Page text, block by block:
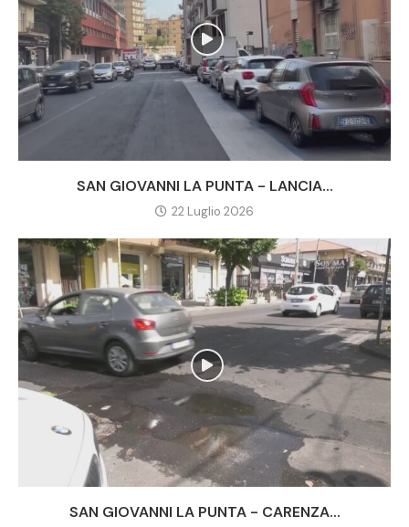
SAN GIOVANNI LA PUNTA - LANCIA...
22 Luglio 2026
SAN GIOVANNI LA PUNTA - CARENZA...